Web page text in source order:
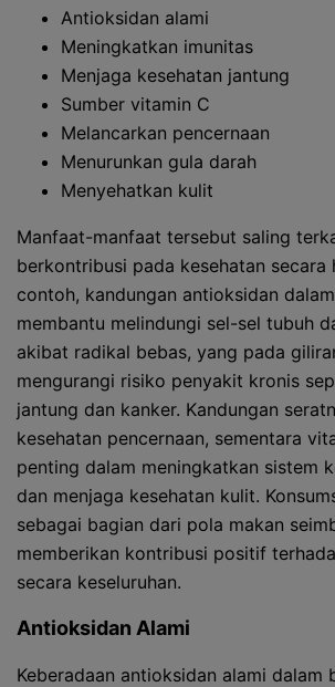
Antioksidan alami
Meningkatkan imunitas
Menjaga kesehatan jantung
Sumber vitamin C
Melancarkan pencernaan
Menurunkan gula darah
Menyehatkan kulit
Manfaat-manfaat tersebut saling
berkontribusi pada kesehatan secara
contoh, kandungan antioksidan
membantu melindungi sel-sel tubuh
akibat radikal bebas, yang pada
mengurangi risiko penyakit kronis
jantung dan kanker. Kandungan
kesehatan pencernaan, sementara
penting dalam meningkatkan sistem
dan menjaga kesehatan kulit.
sebagai bagian dari pola makan
memberikan kontribusi positif
secara keseluruhan.
Antioksidan Alami
Keberadaan antioksidan alami dalam